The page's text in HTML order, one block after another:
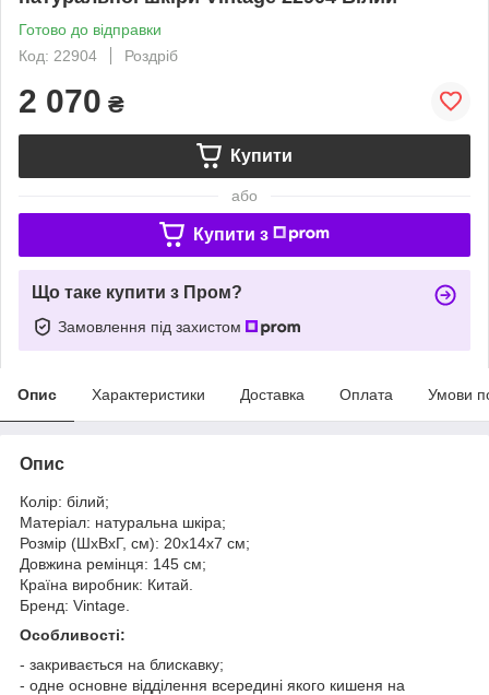
Готово до відправки
Код: 22904
Роздріб
2 070 ₴
Купити
або
Купити з
Що таке купити з Пром?
Замовлення під захистом
Опис Характеристики Доставка Оплата Умови
Опис
Колір: білий;
Матеріал: натуральна шкіра;
Розмір (ШхВхГ, см): 20х14х7 см;
Довжина ремінця: 145 см;
Країна виробник: Китай.
Бренд: Vintage.
Особливості:
- закривається на блискавку;
- одне основне відділення всередині якого кишеня на